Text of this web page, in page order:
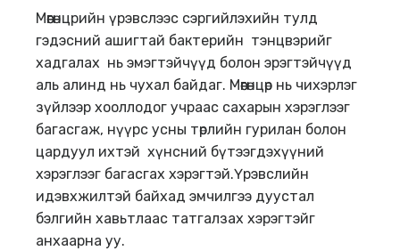
Мөөгөнцрийн үрэвслээс сэргийлэхийн тулд
гэдэсний ашигтай бактерийн тэнцвэрийг
хадгалах нь эмэгтэйчүүд болон эрэгтэйчүүд
аль алинд нь чухал байдаг. Мөөгөнцөр нь чихэрлэг
зүйлээр хооллодог учраас сахарын хэрэглээг
багасгаж, нүүрс усны төрлийн гурилан болон
цардуул ихтэй хүнсний бүтээгдэхүүний
хэрэглээг багасгах хэрэгтэй.Үрэвслийн
идэвхжилтэй байхад эмчилгээ дуустал
бэлгийн хавьтлаас татгалзах хэрэгтэйг
анхаарна уу.